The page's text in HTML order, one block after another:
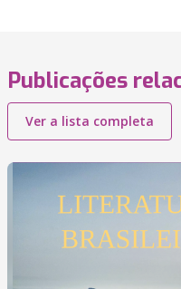
Publicações
Ver a lista completa